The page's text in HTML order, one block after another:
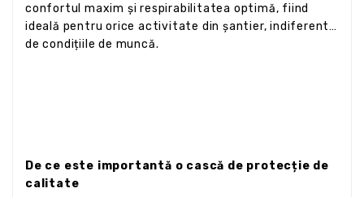
confortul maxim și respirabilitatea optimă, fiind
ideală pentru orice activitate din șantier, indiferent
de condițiile de muncă.
De ce este importantă o cască de protecție de
calitate